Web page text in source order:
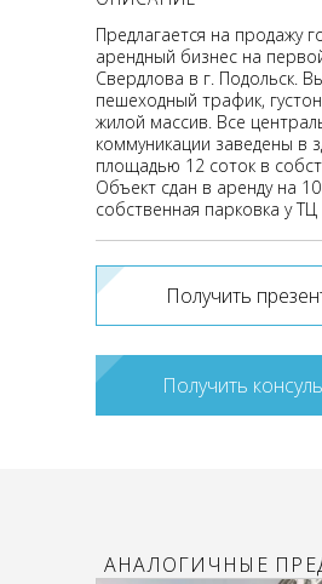
Предлагается на продажу
арендный бизнес на
Свердлова в г. Подольск.
пешеходный трафик,
жилой массив. Все
коммуникации заведены в
площадью 12 соток в
Объект сдан в аренду на
собственная парковка у
Получить
Получить
АНАЛОГИЧНЫЕ